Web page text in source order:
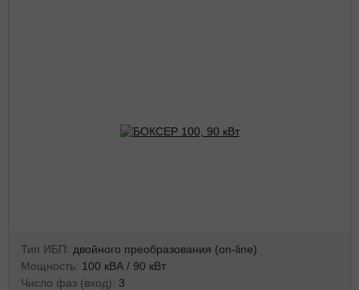
Тип ИБП: двойного преобразования (on-line)
Мощность: 100 кВА / 90 кВт
Число фаз (вход): 3